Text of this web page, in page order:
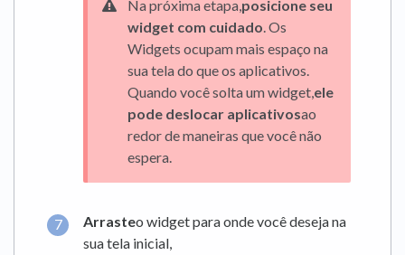
Na próxima etapa,posicione seu
widget com cuidado. Os
Widgets ocupam mais espaço na
sua tela do que os aplicativos.
Quando você solta um widget,ele
pode deslocar aplicativosao
redor de maneiras que você não
espera.
Arrasteo widget para onde você deseja na
sua tela inicial,